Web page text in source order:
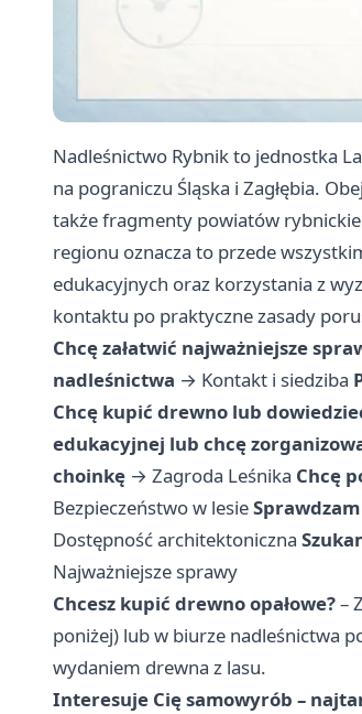
Nadleśnictwo Rybnik to jednostka
na pograniczu Śląska i Zagłębia.
także fragmenty powiatów
regionu oznacza to przede
edukacyjnych oraz korzystania z
kontaktu po praktyczne zasady
Chcę załatwić najważniejsze
nadleśnictwa → Kontakt i siedziba
Chcę kupić drewno lub
edukacyjnej lub chcę
choinkę → Zagroda Leśnika Chcę
Bezpieczeństwo w lesie
Dostępność architektoniczna
Najważniejsze sprawy
Chcesz kupić drewno opałowe?–
poniżej) lub w biurze nadleśnictwa
wydaniem drewna z lasu.
Interesuje Cię samowyrób –